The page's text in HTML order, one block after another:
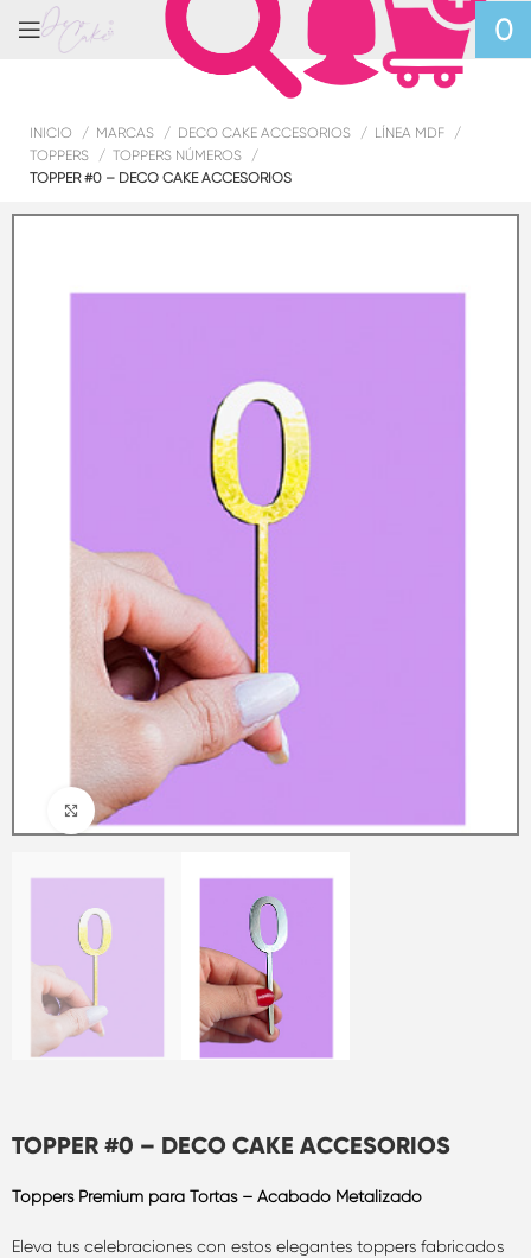
0
INICIO MARCAS DECO CAKE ACCESORIOS
LÍNEA MDF
TOPPERS
TOPPERS NÚMEROS
TOPPER #0 – DECO CAKE ACCESORIOS
Clic para ampliar
TOPPER #0 – DECO CAKE ACCESORIOS
Toppers Premium para Tortas – Acabado Metalizado
Eleva tus celebraciones con estos elegantes toppers fabricados